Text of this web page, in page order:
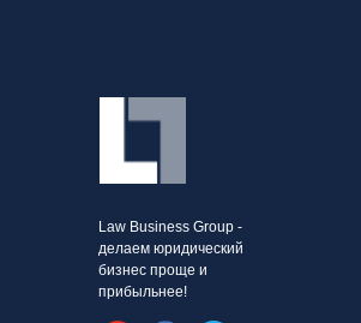
Law Business Group -
делаем юридический
бизнес проще и
прибыльнее!